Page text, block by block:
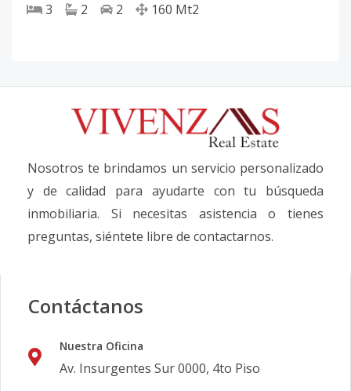
3 2 2 160 Mt2
Nosotros te brindamos un servicio personalizado
y de calidad para ayudarte con tu búsqueda
inmobiliaria. Si necesitas asistencia o tienes
preguntas, siéntete libre de contactarnos.
Contáctanos
Nuestra Oficina
Av. Insurgentes Sur 0000, 4to Piso